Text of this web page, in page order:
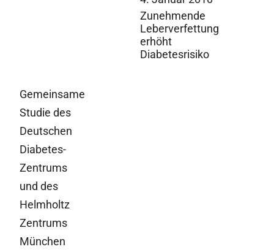
Zunehmende
Leberverfettung
erhöht
Diabetesrisiko
Gemeinsame
Studie des
Deutschen
Diabetes-
Zentrums
und des
Helmholtz
Zentrums
München